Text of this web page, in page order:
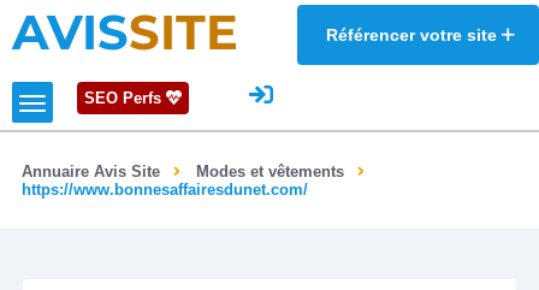
AVISSITE Référencer votre site
SEO Perfs
Annuaire Avis Site
Modes et vêtements
https://www.bonnesaffairesdunet.com/